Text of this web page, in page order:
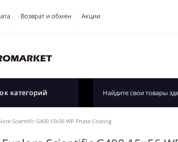
Возврат и обмен Акции
категорий
Scientific G400 15x56 WP Phase Coating